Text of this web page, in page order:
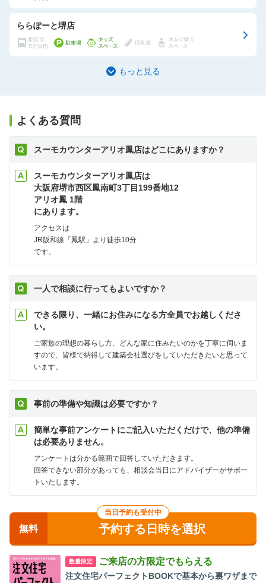
ららぽーと堺店
もっと見る
よくある質問
スーモカウンターアリオ鳳店はどこにありますか？
スーモカウンターアリオ鳳店は
大阪府堺市西区鳳南町3丁目199番地12
アリオ鳳 1階
にあります。
アクセスは
JR阪和線「鳳駅」より徒歩10分
です。
一人で相談に行ってもよいですか？
できる限り、一緒にお住みになる方全員でお越しくださ
い。
ご家族の理想の暮らし方、どんな家に住みたいのかを丁寧に伺いま
すので、皆様で納得して建築会社選びをしていただきたいと思って
います。
事前の準備や知識は必要ですか？
簡単な事前アンケートにご記入いただくだけで、他の準備
は必要ありません。
アンケートは分かる範囲で回答していただきます。
回答できない部分があっても、相談会当日にアドバイザーがサポー
トいたします。
当日予約も受付中
無料 予約する日時を選択
数量限定 ご来店の方限定でもらえる
注文住宅パーフェクトBOOKで基本から裏ワザまで